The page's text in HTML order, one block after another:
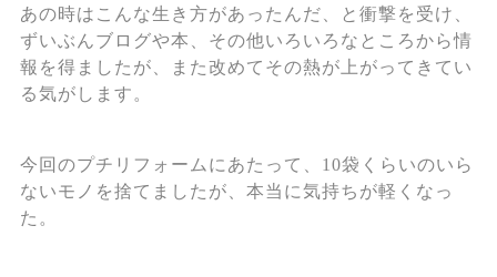
あの時はこんな生き方があったんだ、と衝撃を受け、
ずいぶんブログや本、その他いろいろなところから情
報を得ましたが、また改めてその熱が上がってきてい
る気がします。
今回のプチリフォームにあたって、10袋くらいのいら
ないモノを捨てましたが、本当に気持ちが軽くなっ
た。